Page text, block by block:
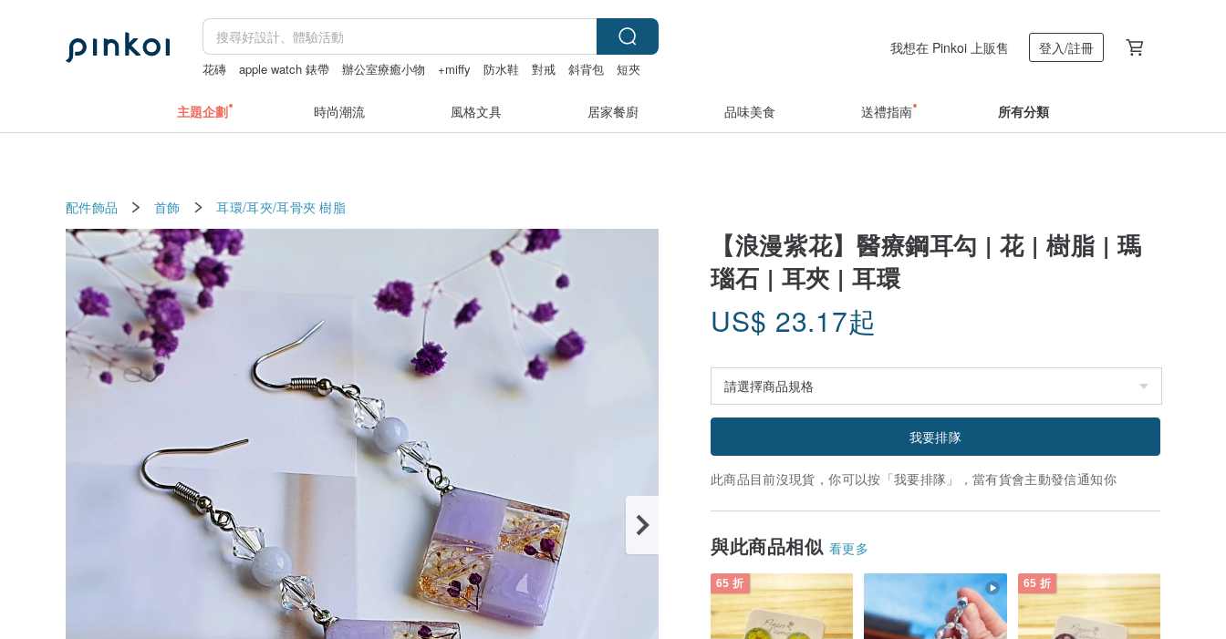
花磚 apple watch 錶帶 辦公室療癒小物 +miffy 防水鞋 對戒 斜背包 短夾
我想在 Pinkoi 上販售 登入/註冊
主題企劃 時尚潮流 風格文具 居家餐廚 品味美食 送禮指南 所有分類
配件飾品 首飾 耳環/耳夾/耳骨夾 樹脂
【浪漫紫花】醫療鋼耳勾 | 花 | 樹脂 | 瑪
瑙石 | 耳夾 | 耳環
US$ 23.17起
我要排隊
此商品目前沒現貨，你可以按「我要排隊」，當有貨會主動發信通知你
與此商品相似 看更多
65 折 65 折